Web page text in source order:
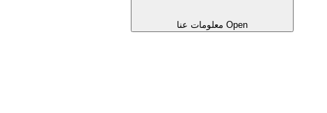
Open معلومات عنا